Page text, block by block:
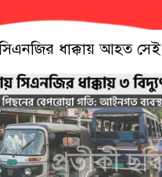
ধাক্কায় আহত সেই